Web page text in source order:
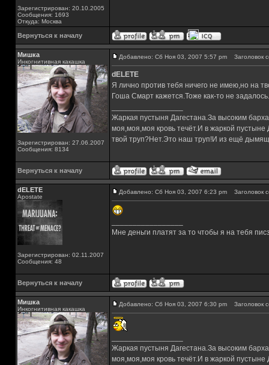
Зарегистрирован: 20.10.2005
Сообщения: 1693
Откуда: Москва
Вернуться к началу
Мишка
Инкогнитивная какашка
Зарегистрирован: 27.06.2007
Сообщения: 8134
Добавлено: Сб Ноя 03, 2007 5:57 pm Заголовок
dELETE
Я лично против тебя ничего не имею,но на
Гоша Смарт кажется.Тоже как-то не
Жаркая пустыня Дагестана.За высоким
моя,моя,моя кровь течёт.И в жаркой
твой труп?Нет.Это наш труп!И из ещё
Вернуться к началу
dELETE
Apostate
Зарегистрирован: 02.11.2007
Сообщения: 48
Добавлено: Сб Ноя 03, 2007 6:23 pm Заголовок
Мне деньги платят за то чтобы я на тебя
Вернуться к началу
Мишка
Инкогнитивная какашка
Добавлено: Сб Ноя 03, 2007 6:30 pm Заголовок
Жаркая пустыня Дагестана.За высоким
моя,моя,моя кровь течёт.И в жаркой